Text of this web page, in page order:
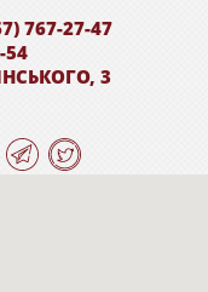
767-27-47
54
3